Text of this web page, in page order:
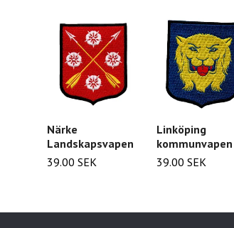
Närke
Landskapsvapen
39.00 SEK
Linköping
kommunvapen
39.00 SEK